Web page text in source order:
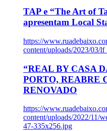
TAP e “The Art of
apresentam Local
https://
content/uploads/2023/03/
“REAL BY CASA
PORTO, REABRE
RENOVADO
https://
content/uploads/2022/11/
47-335x256.jpg